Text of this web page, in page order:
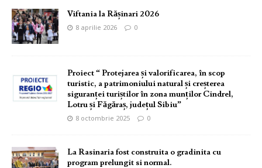
Viftania la Rășinari 2026
8 aprilie 2026 0
Proiect “ Protejarea și valorificarea, în scop
turistic, a patrimoniului natural și creșterea
siguranței turiștilor în zona munților Cindrel,
Lotru și Făgăraș, județul Sibiu”
8 octombrie 2025 0
La Rasinaria fost construita o gradinita cu
program prelungit si normal.